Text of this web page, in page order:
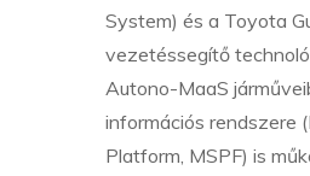
System) és a Toyota
vezetéssegítő
Autono-MaaS
információs rendszere
Platform, MSPF) is